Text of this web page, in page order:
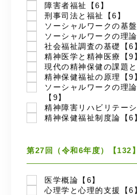
障害者福祉【6】
刑事司法と福祉【6】
ソーシャルワークの基
ソーシャルワークの理
社会福祉調査の基礎【6
精神医学と精神医療【9
現代の精神保健の課題と
精神保健福祉の原理【9
ソーシャルワークの理
【9】
精神障害リハビリテー
精神保健福祉制度論【6
第27回（令和6年度）【132】
医学概論【6】
心理学と心理的支援【6